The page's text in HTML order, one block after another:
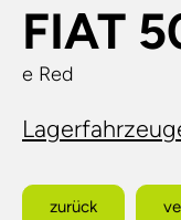
FIAT
e Red
zurück